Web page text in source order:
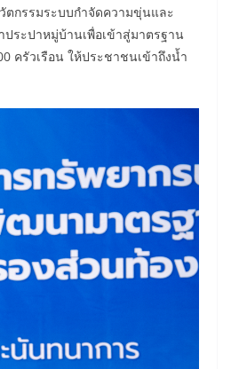
ตกรรมระบบกำจัดความขุ่นและ
ระปาหมู่บ้านเพื่อเข้าสู่มาตรฐาน
ครัวเรือน ให้ประชาชนเข้าถึงน้ำ